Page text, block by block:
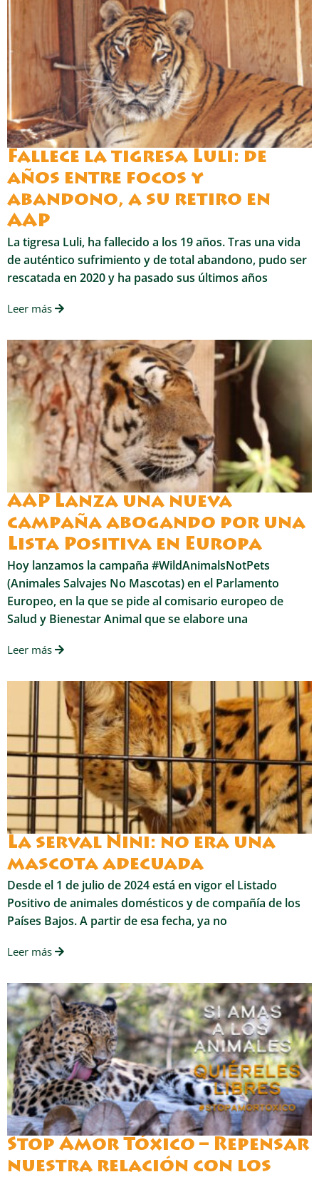
Fallece la tigresa Luli: de
años entre focos y
abandono, a su retiro en
AAP
La tigresa Luli, ha fallecido a los 19 años. Tras una vida
de auténtico sufrimiento y de total abandono, pudo ser
rescatada en 2020 y ha pasado sus últimos años
Leer más
AAP Lanza una nueva
campaña abogando por una
Lista Positiva en Europa
Hoy lanzamos la campaña #WildAnimalsNotPets
(Animales Salvajes No Mascotas) en el Parlamento
Europeo, en la que se pide al comisario europeo de
Salud y Bienestar Animal que se elabore una
Leer más
La serval Nini: no era una
mascota adecuada
Desde el 1 de julio de 2024 está en vigor el Listado
Positivo de animales domésticos y de compañía de los
Países Bajos. A partir de esa fecha, ya no
Leer más
Stop Amor Tóxico – Repensar
nuestra relación con los